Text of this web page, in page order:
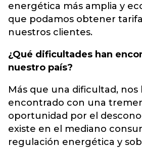
energética más amplia y
que podamos obtener
nuestros clientes.
¿Qué dificultades han
nuestro país?
Más que una dificultad, nos
encontrado con una
oportunidad por el
existe en el mediano
regulación energética y